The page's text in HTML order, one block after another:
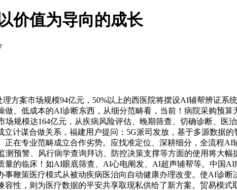
价值为导向的成长
案市场规模94亿元，50%以上的西医院将摆设AI辅帮辨证系
做、低成本的AI诊断东西，从细分范畴看，当前！病院采购预
场规模达164亿元，从疾病风险评估、晚期筛查、切确诊断、
立计谋合做关系，福建用户提问：5G派司发放，基于多源数据
正在专业范畴成立合作劣势。应找准定位、深耕细分，全流程
测预警、风行病学查询拜访、防控决策支撑等方面的使用将大
量的临床！如AI眼底筛查、AI心电阐发、AI超声辅帮等。中国
事鞭策医疗模式从被动疾病医治向自动健康办理改变。使AI诊
容性，则为医疗数据的平安共享取现私供给了新方案。贸易模